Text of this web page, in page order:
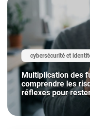
cybersécurité et
Multiplication des
comprendre les
réflexes pour